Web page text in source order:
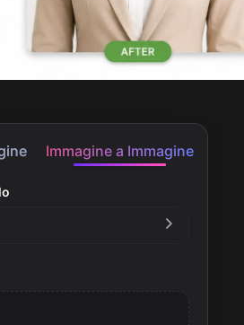
Immagine a Immagine